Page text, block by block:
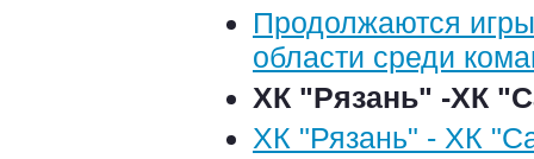
Продолжаются
области среди
ХК "Рязань" -ХК
ХК "Рязань" - ХК